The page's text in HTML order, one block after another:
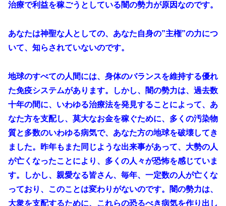
治療で利益を稼ごうとしている闇の勢力が原因なのです。
あなたは神聖な人としての、あなた自身の”主権”の力につ
いて、知らされていないのです。
地球のすべての人間には、身体のバランスを維持する優れ
た免疫システムがあります。しかし、闇の勢力は、過去数
十年の間に、いわゆる治療法を発見することによって、あ
なた方を支配し、莫大なお金を稼ぐために、多くの汚染物
質と多数のいわゆる病気で、あなた方の地球を破壊してき
ました。昨年もまた同じような出来事があって、大勢の人
が亡くなったことにより、多くの人々が恐怖を感じていま
す。しかし、親愛なる皆さん、毎年、一定数の人が亡くな
っており、このことは変わりがないのです。闇の勢力は、
大衆を支配するために、これらの恐るべき病気を作り出し